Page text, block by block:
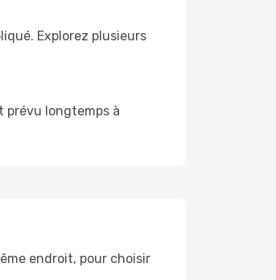
Explorez plusieurs
prévu longtemps à
endroit, pour choisir